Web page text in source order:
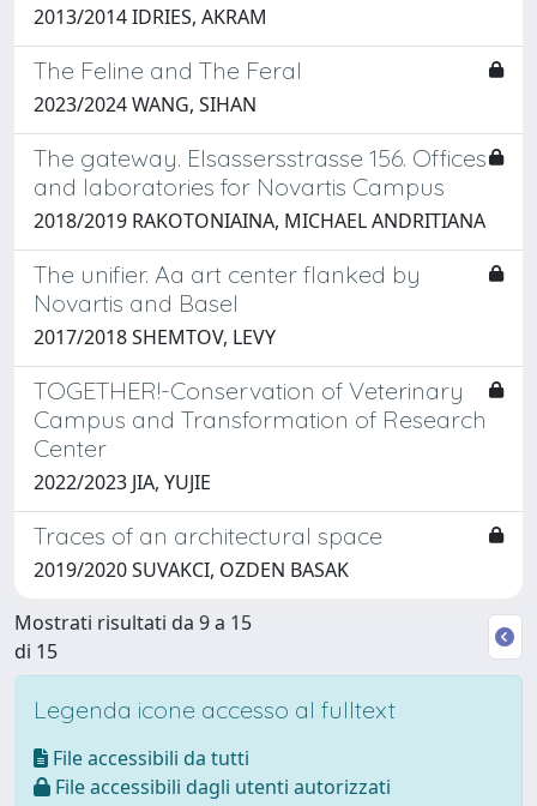
2013/2014 IDRIES, AKRAM
The Feline and The Feral
2023/2024 WANG, SIHAN
The gateway. Elsassersstrasse 156. Offices
and laboratories for Novartis Campus
2018/2019 RAKOTONIAINA, MICHAEL ANDRITIANA
The unifier. Aa art center flanked by
Novartis and Basel
2017/2018 SHEMTOV, LEVY
TOGETHER!-Conservation of Veterinary
Campus and Transformation of Research
Center
2022/2023 JIA, YUJIE
Traces of an architectural space
2019/2020 SUVAKCI, OZDEN BASAK
Mostrati risultati da 9 a 15
di 15
Legenda icone accesso al fulltext
File accessibili da tutti
File accessibili dagli utenti autorizzati